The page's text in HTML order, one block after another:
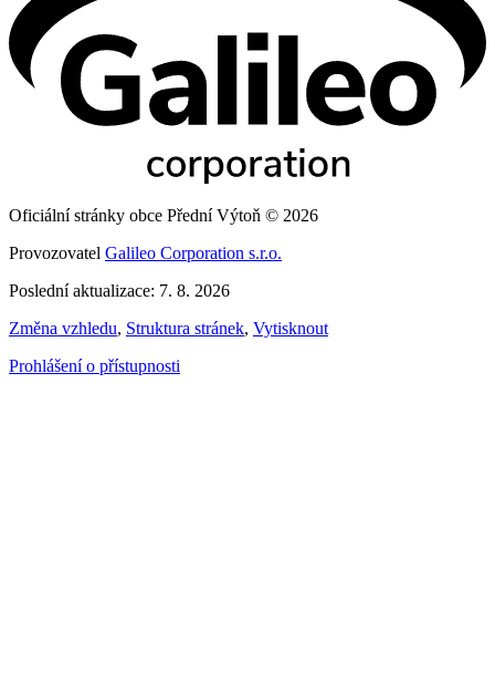
Oficiální stránky obce Přední Výtoň © 2026
Provozovatel Galileo Corporation s.r.o.
Poslední aktualizace: 7. 8. 2026
Změna vzhledu, Struktura stránek, Vytisknout
Prohlášení o přístupnosti